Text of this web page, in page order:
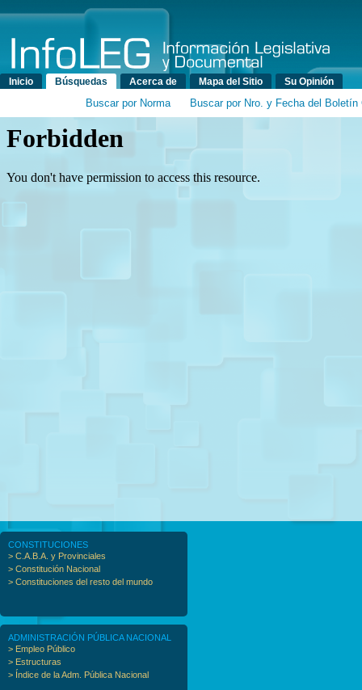
Menú principal
Inicio Búsquedas Acerca de Mapa del Sitio Su Opinión
Buscar por Norma Buscar por Nro. y Fecha del Boletín
CONSTITUCIONES
> C.A.B.A. y Provinciales
> Constitución Nacional
> Constituciones del resto del mundo
ADMINISTRACIÓN PÚBLICA NACIONAL
> Empleo Público
> Estructuras
> Índice de la Adm. Pública Nacional